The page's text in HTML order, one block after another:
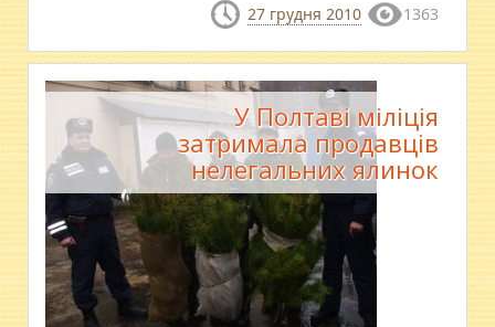
27 грудня 2010 1363
У Полтаві міліція
затримала продавців
нелегальних ялинок